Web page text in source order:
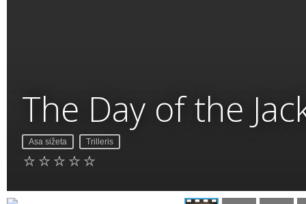
The Day of the
Asa sižeta Trilleris